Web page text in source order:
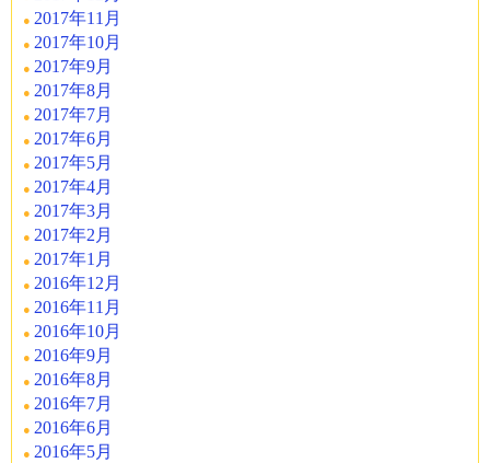
2017年11月
2017年10月
2017年9月
2017年8月
2017年7月
2017年6月
2017年5月
2017年4月
2017年3月
2017年2月
2017年1月
2016年12月
2016年11月
2016年10月
2016年9月
2016年8月
2016年7月
2016年6月
2016年5月